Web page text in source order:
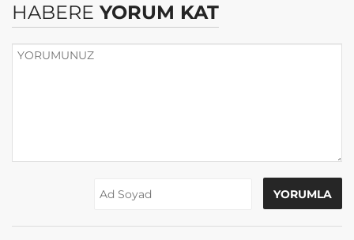
HABERE YORUM KAT